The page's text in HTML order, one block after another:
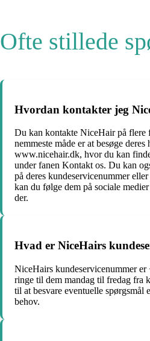
Ofte stillede
Hvordan kontakter jeg
Du kan kontakte NiceHair på flere
nemmeste måde er at besøge deres
www.nicehair.dk, hvor du kan
under fanen Kontakt os. Du kan
på deres kundeservicenummer
kan du følge dem på sociale
der.
Hvad er NiceHairs
NiceHairs kundeservicenummer
ringe til dem mandag til fredag fra
til at besvare eventuelle
behov.